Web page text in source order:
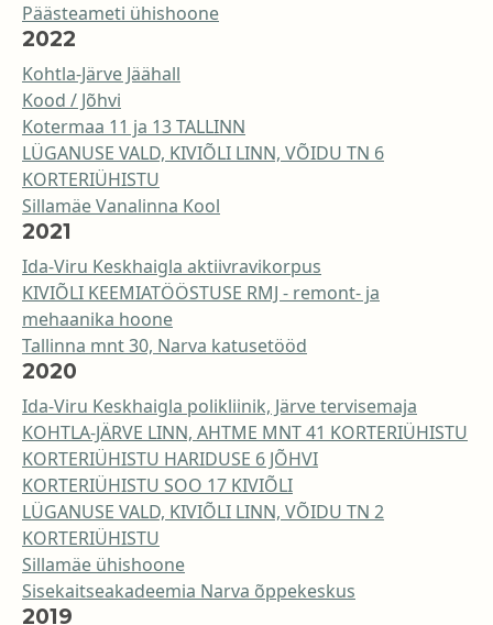
Päästeameti ühishoone
2022
Kohtla-Järve Jäähall
Kood / Jõhvi
Kotermaa 11 ja 13 TALLINN
LÜGANUSE VALD, KIVIÕLI LINN, VÕIDU TN 6
KORTERIÜHISTU
Sillamäe Vanalinna Kool
2021
Ida-Viru Keskhaigla aktiivravikorpus
KIVIÕLI KEEMIATÖÖSTUSE RMJ - remont- ja
mehaanika hoone
Tallinna mnt 30, Narva katusetööd
2020
Ida-Viru Keskhaigla polikliinik, Järve tervisemaja
KOHTLA-JÄRVE LINN, AHTME MNT 41 KORTERIÜHISTU
KORTERIÜHISTU HARIDUSE 6 JÕHVI
KORTERIÜHISTU SOO 17 KIVIÕLI
LÜGANUSE VALD, KIVIÕLI LINN, VÕIDU TN 2
KORTERIÜHISTU
Sillamäe ühishoone
Sisekaitseakadeemia Narva õppekeskus
2019